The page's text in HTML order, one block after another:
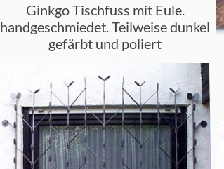
Ginkgo Tischfuss mit Eule.
handgeschmiedet. Teilweise dunkel
gefärbt und poliert